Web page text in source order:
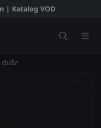
| Katalog VOD